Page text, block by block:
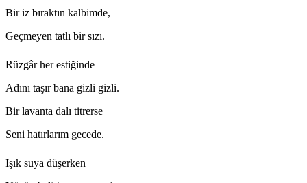
Bir iz bıraktın kalbimde,
Geçmeyen tatlı bir sızı.
Rüzgâr her estiğinde
Adını taşır bana gizli gizli.
Bir lavanta dalı titrerse
Seni hatırlarım gecede.
Işık suya düşerken